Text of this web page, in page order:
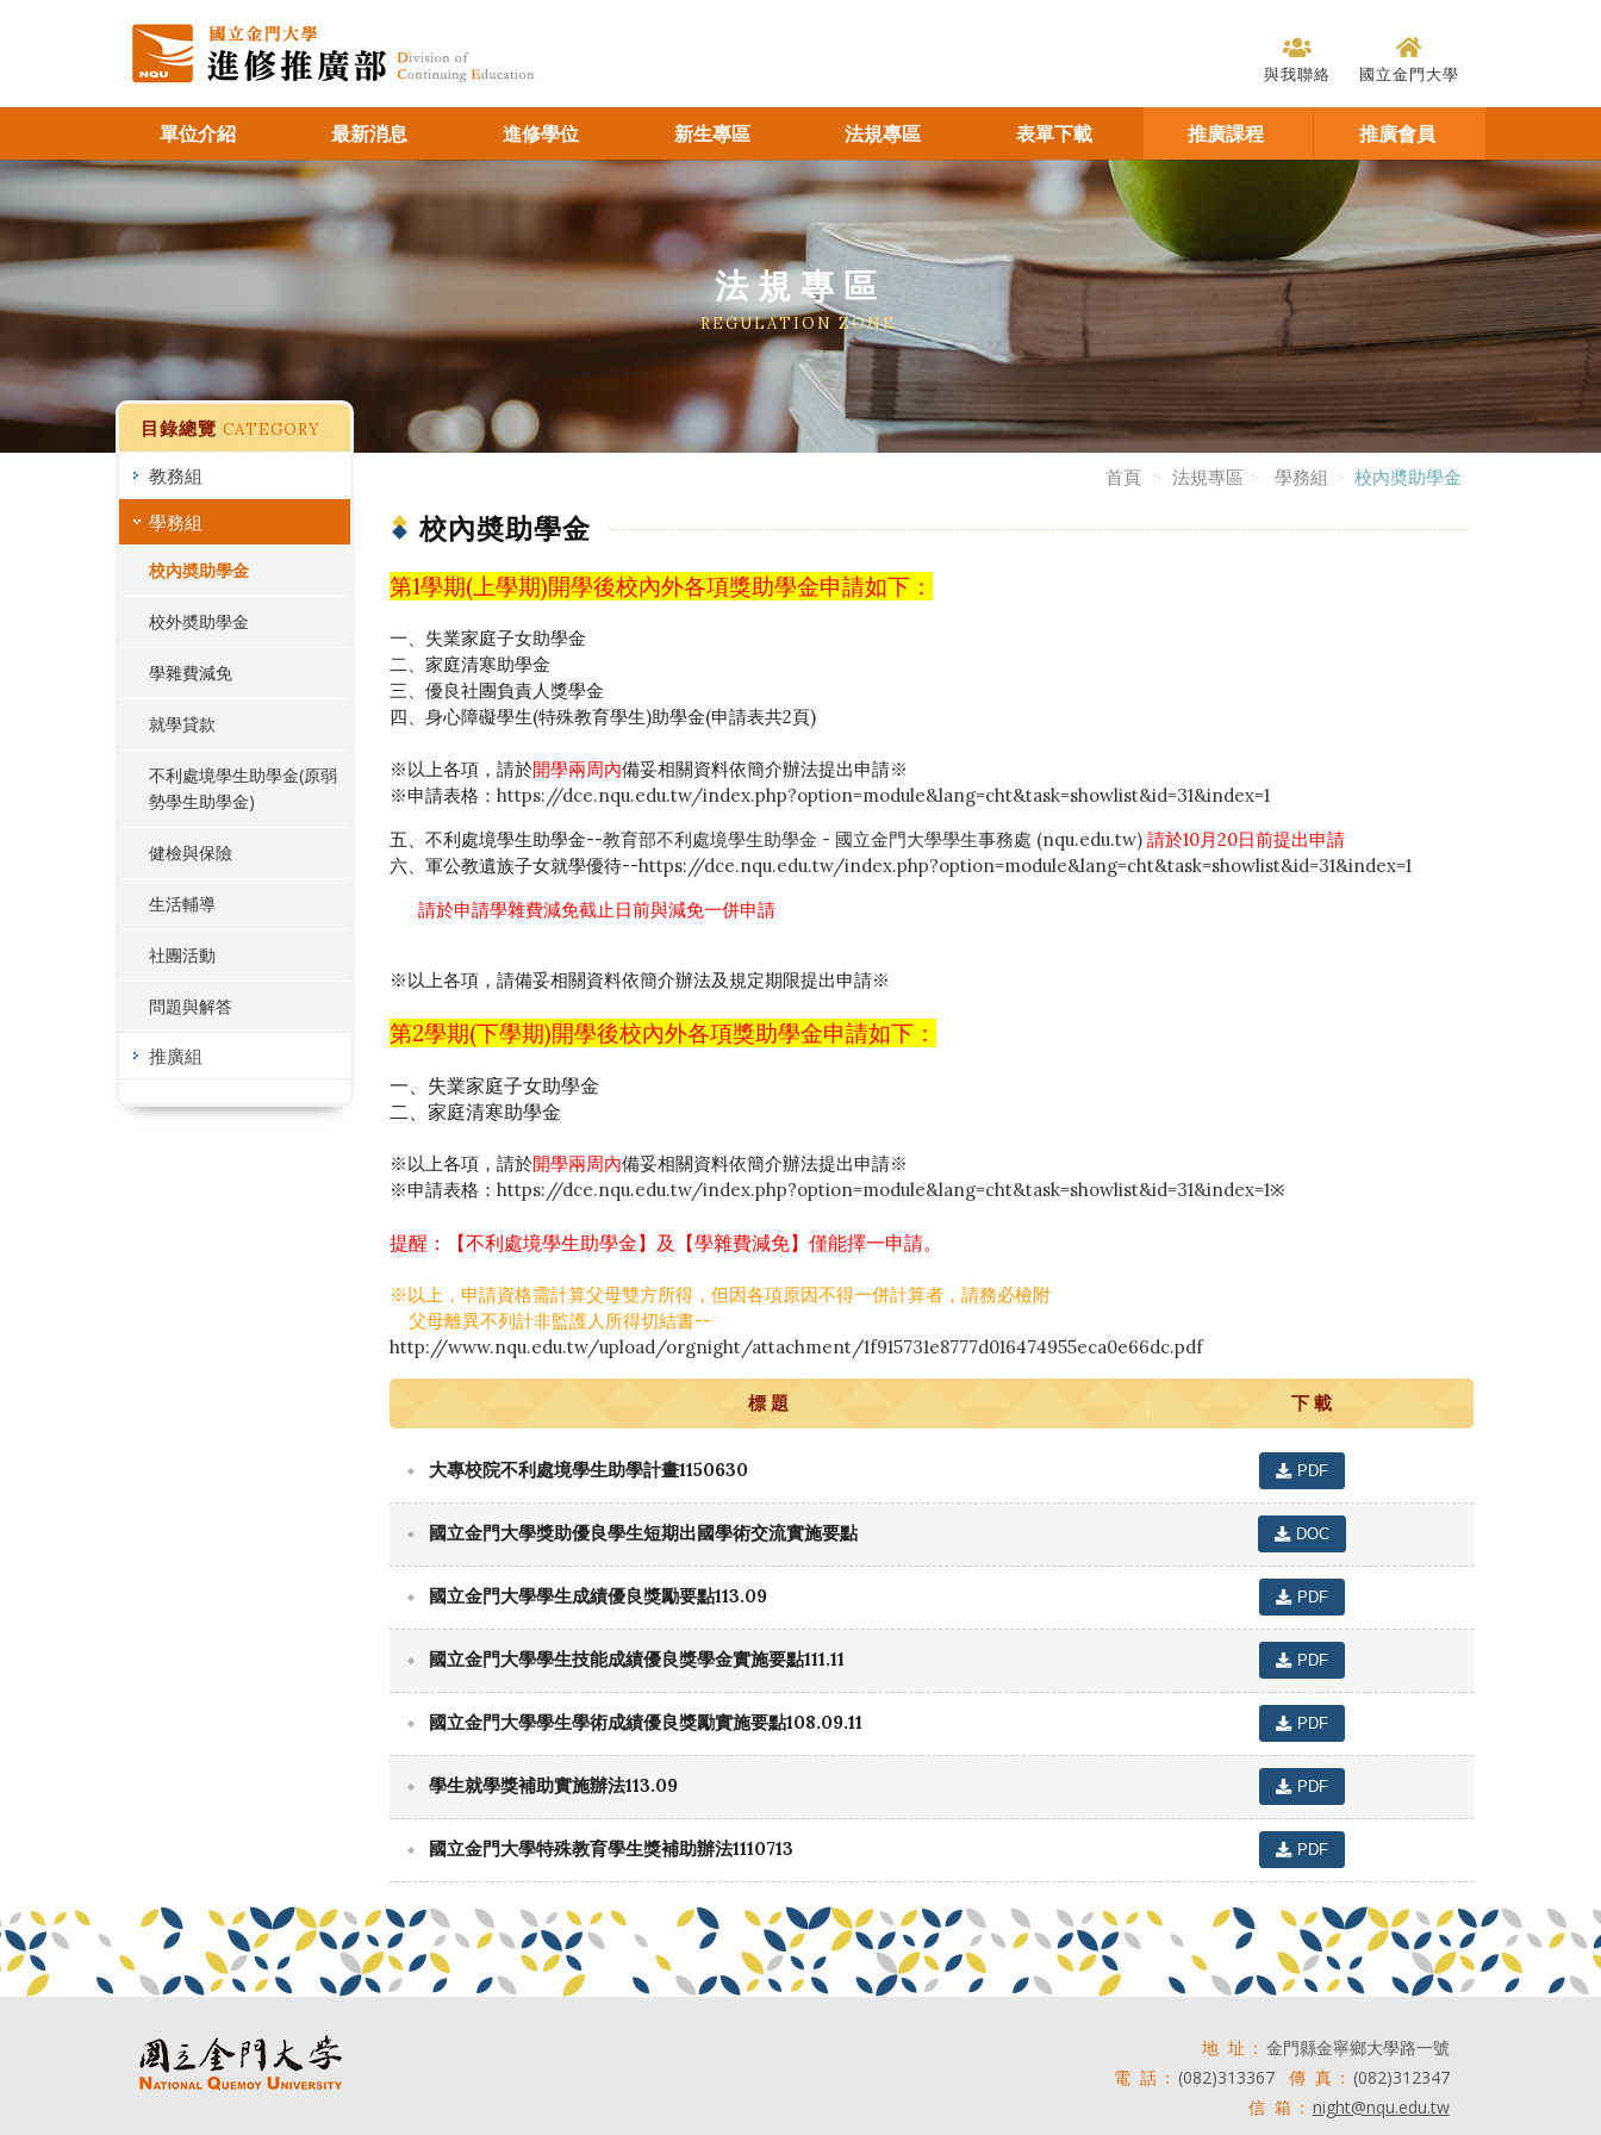
與我聯絡 國立金門大學
單位介紹 最新消息 進修學位 新生專區 法規專區 表單下載 推廣課程 推廣會員
法規專區
REGULATION ZONE
目錄總覽 CATEGORY
教務組
學務組
校內奬助學金
校外奬助學金
學雜費減免
就學貸款
不利處境學生助學金(原弱
勢學生助學金)
健檢與保險
生活輔導
社團活動
問題與解答
推廣組
首頁 法規專區 學務組 校內奬助學金
校內奬助學金
第1學期(上學期)開學後校內外各項獎助學金申請如下：
一、失業家庭子女助學金
二、家庭清寒助學金
三、優良社團負責人獎學金
四、身心障礙學生(特殊教育學生)助學金(申請表共2頁)
※以上各項，請於開學兩周內備妥相關資料依簡介辦法提出申請※
※申請表格： https://dce.nqu.edu.tw/index.php?option=module&lang=cht&task=showlist&id=31&index=1
五、不利處境學生助學金--教育部不利處境學生助學金 - 國立金門大學學生事務處 (nqu.edu.tw) 請於10月20日前提出申請
六、軍公教遺族子女就學優待--https://dce.nqu.edu.tw/index.php?option=module&lang=cht&task=showlist&id=31&index=1
請於申請學雜費減免截止日前與減免一併申請
※以上各項，請備妥相關資料依簡介辦法及規定期限提出申請※
第2學期(下學期)開學後校內外各項獎助學金申請如下：
一、失業家庭子女助學金
二、家庭清寒助學金
※以上各項，請於開學兩周內備妥相關資料依簡介辦法提出申請※
※申請表格： https://dce.nqu.edu.tw/index.php?option=module&lang=cht&task=showlist&id=31&index=1※
提醒：【不利處境學生助學金】及【學雜費減免】僅能擇一申請。
※以上，申請資格需計算父母雙方所得，但因各項原因不得一併計算者，請務必檢附
父母離異不列計非監護人所得切結書--
http://www.nqu.edu.tw/upload/orgnight/attachment/1f915731e8777d016474955eca0e66dc.pdf
標 題 下 載
大專校院不利處境學生助學計畫1150630 PDF
國立金門大學獎助優良學生短期出國學術交流實施要點 DOC
國立金門大學學生成績優良獎勵要點113.09 PDF
國立金門大學學生技能成績優良獎學金實施要點111.11 PDF
國立金門大學學生學術成績優良獎勵實施要點108.09.11 PDF
學生就學獎補助實施辦法113.09 PDF
國立金門大學特殊教育學生獎補助辦法1110713 PDF
地 址： 金門縣金寧鄉大學路一號
電 話： (082)313367 傳 真： (082)312347
信 箱： night@nqu.edu.tw